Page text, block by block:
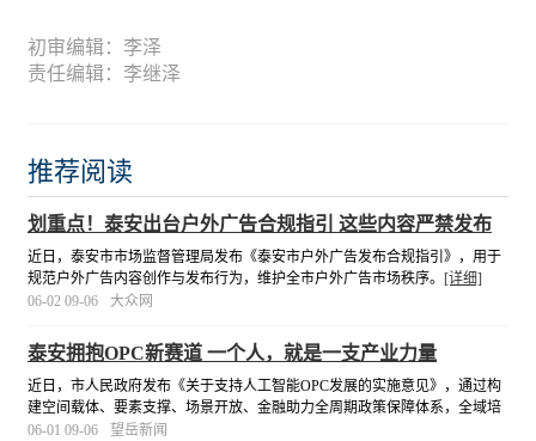
初审编辑：李泽
责任编辑：李继泽
推荐阅读
划重点！泰安出台户外广告合规指引 这些内容严禁发布
近日，泰安市市场监督管理局发布《泰安市户外广告发布合规指引》，用于
规范户外广告内容创作与发布行为，维护全市户外广告市场秩序。 [详细]
06-02 09-06
大众网
泰安拥抱OPC新赛道 一个人，就是一支产业力量
近日，市人民政府发布《关于支持人工智能OPC发展的实施意见》，通过构
建空间载体、要素支撑、场景开放、金融助力全周期政策保障体系，全域培
育OPC产业生态，布局建设OPC社区，向各类OPC创业主体敞开发展大门、
06-01 09-06 望岳新闻